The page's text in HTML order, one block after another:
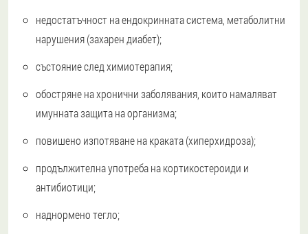
недостатъчност на ендокринната система, метаболитни
нарушения (захарен диабет);
състояние след химиотерапия;
обостряне на хронични заболявания, които намаляват
имунната защита на организма;
повишено изпотяване на краката (хиперхидроза);
продължителна употреба на кортикостероиди и
антибиотици;
наднормено тегло;